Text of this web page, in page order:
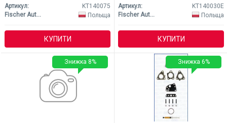
Артикул:
KT140075
Fischer Automotive One (FA1)
Польща
КУПИТИ
Артикул:
KT140030E
Fischer Automotive One (FA1)
Польща
КУПИТИ
Знижка 8% Знижка 6%